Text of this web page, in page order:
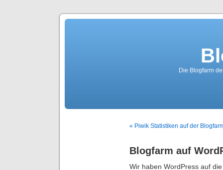
Die Blogfarm
« Piwik Statistiken auf der
Blogfarm auf
Wir haben WordPress auf